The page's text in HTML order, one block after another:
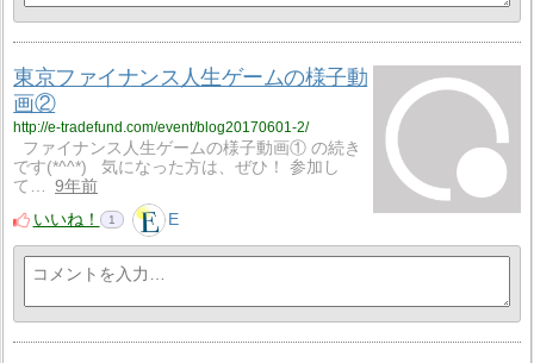
東京ファイナンス人生ゲームの様子動
画②
http://e-tradefund.com/event/blog20170601-2/
ファイナンス人生ゲームの様子動画① の続き
です(*^^*) 気になった方は、ぜひ！ 参加し
て…
9年前
いいね！
1 E